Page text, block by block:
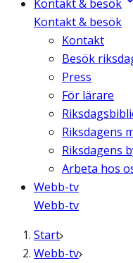
Kontakt & besök
Kontakt & besök
Kontakt
Besök
Press
För lärare
Riksdagens
Riksdagens
Arbeta hos
Webb-tv
Webb-tv
Start
Webb-tv